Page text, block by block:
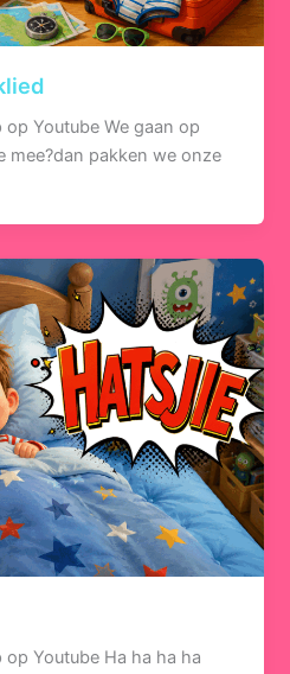
Youtube We gaan op
mee?dan pakken we onze
Youtube Ha ha ha ha